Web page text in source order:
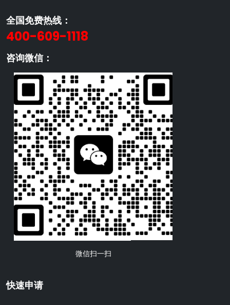
全国免费热线：
400-609-1118
咨询微信：
微信扫一扫
快速申请